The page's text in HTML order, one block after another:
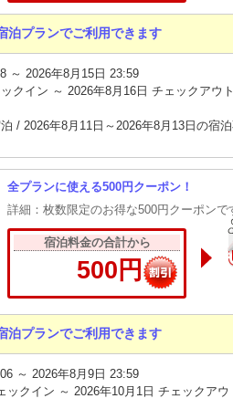
泊プランでご利用できます
～ 2026年8月15日 23:59
クイン ～ 2026年8月16日 チェックアウト
/ 2026年8月11日～2026年8月13日の宿
全プランに使える500円クーポン！
詳細：枚数限定のお得な500円クーポンで
宿泊料金の合計から
500円
泊プランでご利用できます
～ 2026年8月9日 23:59
ックイン ～ 2026年10月1日 チェックアウ